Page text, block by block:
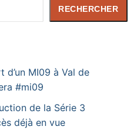
RECHERCHER
d’un MI09 à Val de
#mi09
de la Série 3
déjà en vue